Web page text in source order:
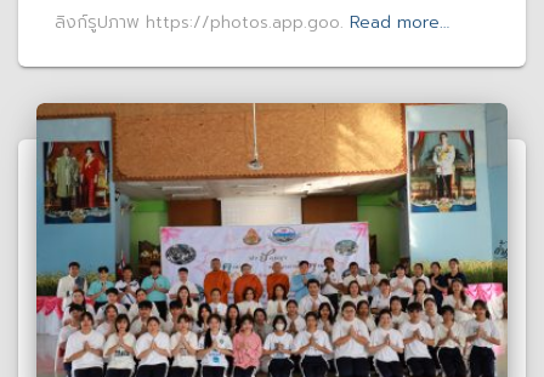
ลิงก์รูปภาพ https://photos.app.goo. Read more…